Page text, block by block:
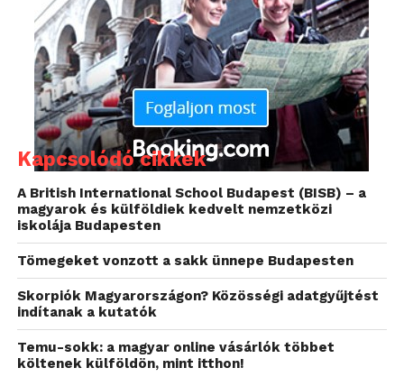
Megyei vonatkozásban 2014 első tíz hónapjában
Pest megyében a legstabilabb a cégvilág, a
vállalkozások csupán 4,81 százalékát törölték,
továbbá az elemzés rámutat arra, hogy a fővárosban
tevékenykedik a legtöbb vállalat, és arányaiban is itt
a leggyakoribb a cégalapítás.
Az MTI-hez eljuttatott közlemény idézi Keleti
Józsefet, a cégcsoport ügyvezető igazgatóját, aki
szerint a cégek számának csökkenése nem
probléma, amennyiben a stabilan működő és
megbízható vállalkozások maradnak talpon.
Kapcsolódó cikkek
A British International School Budapest (BISB) – a
magyarok és külföldiek kedvelt nemzetközi
iskolája Budapesten
Tömegeket vonzott a sakk ünnepe Budapesten
Skorpiók Magyarországon? Közösségi adatgyűjtést
indítanak a kutatók
Temu-sokk: a magyar online vásárlók többet
költenek külföldön, mint itthon!